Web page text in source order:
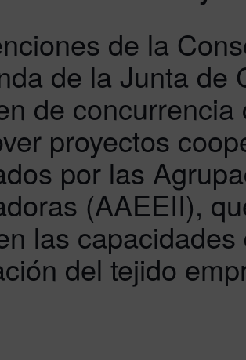
de la
de la Junta de
de
proyectos
por las
(AAEEII),
las
del tejido